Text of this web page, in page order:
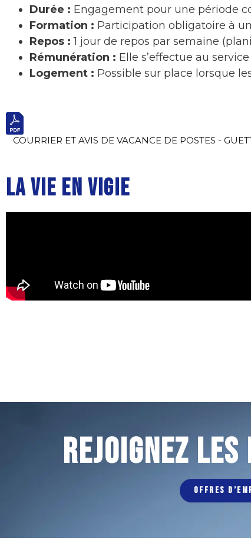
Durée : Engagement pour une période
Formation : Participation obligatoire à
Repos : 1 jour de repos par semaine
Rémunération : Elle s’effectue au
Logement : Possible sur place lorsque
COURRIER ET AVIS DE VACANCE DE POSTES -
LA VIE EN VIGIE
REJOIGNEZ
OFFRES